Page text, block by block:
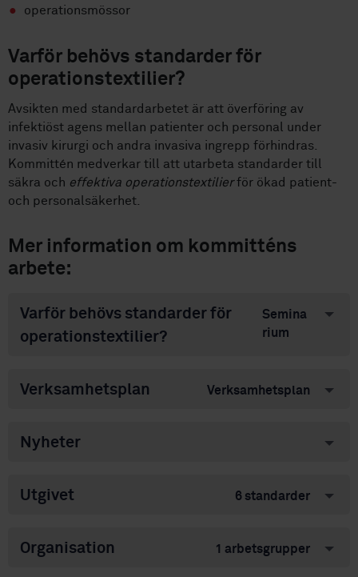
operationsmössor
Varför behövs standarder för
operationstextilier?
Avsikten med standardarbetet är att överföring av
infektiöst agens mellan patienter och personal under
invasiv kirurgi och andra invasiva ingrepp förhindras.
Kommittén medverkar till att utarbeta standarder till
säkra och effektiva operationstextilierför ökad patient-
och personalsäkerhet.
Mer information om kommitténs
arbete:
Varför behövs standarder för
operationstextilier?
Semina
rium
Verksamhetsplan Verksamhetsplan
Nyheter
Utgivet 6 standarder
Organisation 1 arbetsgrupper